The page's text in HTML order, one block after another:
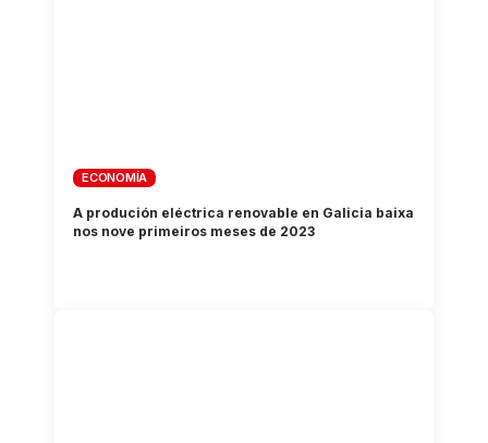
ECONOMÍA
A produción eléctrica renovable en Galicia baixa
nos nove primeiros meses de 2023